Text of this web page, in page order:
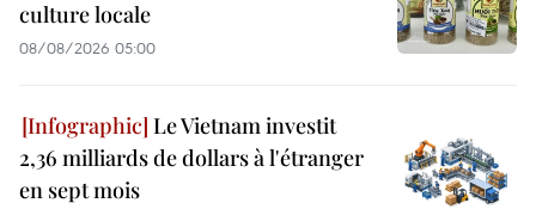
culture locale
08/08/2026 05:00
Le Vietnam investit
2,36 milliards de dollars à l'étranger
en sept mois